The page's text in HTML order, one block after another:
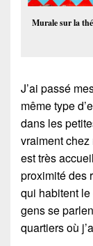
Murale sur la
J’ai passé
même type
dans les
vraiment
est très
proximité des
qui habitent
gens se
quartiers où